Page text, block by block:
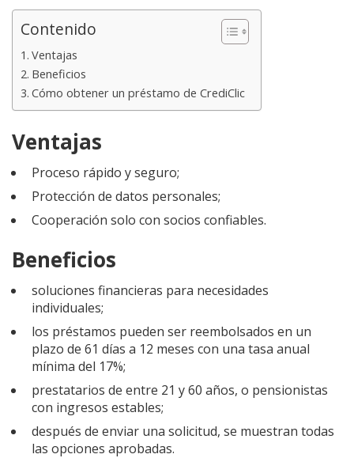
Contenido
Ventajas
Beneficios
Cómo obtener un préstamo de CrediClic
Ventajas
Proceso rápido y seguro;
Protección de datos personales;
Cooperación solo con socios confiables.
Beneficios
soluciones financieras para necesidades
individuales;
los préstamos pueden ser reembolsados ​​en un
plazo de 61 días a 12 meses con una tasa anual
mínima del 17%;
prestatarios de entre 21 y 60 años, o pensionistas
con ingresos estables;
después de enviar una solicitud, se muestran todas
las opciones aprobadas.